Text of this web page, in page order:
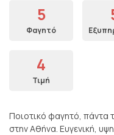
5
Φαγητό
4
Τιμή
Ποιοτικό φαγητό, πάντα
στην Αθήνα. Ευγενική,